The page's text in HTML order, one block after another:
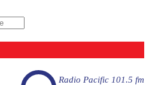
Radio Pacific 101.5 fm